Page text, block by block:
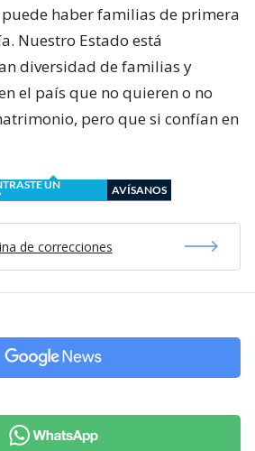
haber familias de primera
Nuestro Estado está
diversidad de familias y
el país que no quieren o no
pero que si confían en
UN
AVÍSANOS
de correcciones